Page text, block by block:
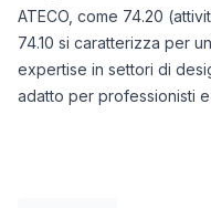
ATECO, come 74.20
74.10 si caratterizza per
expertise in settori di
adatto per professionisti